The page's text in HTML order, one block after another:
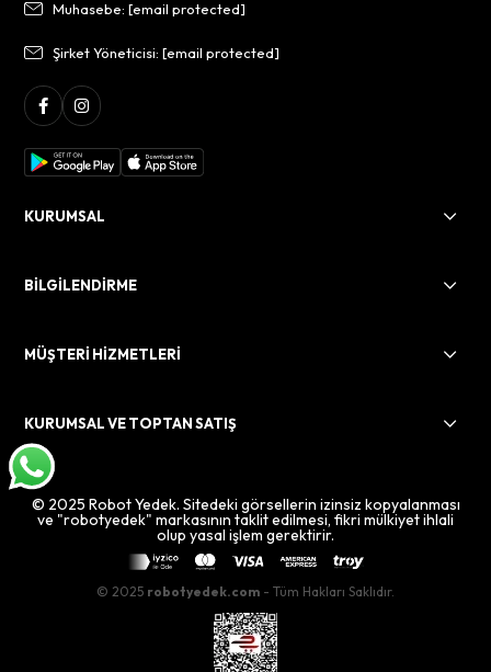
Muhasebe:[email protected]
Şirket Yöneticisi:[email protected]
KURUMSAL
BİLGİLENDİRME
MÜŞTERİ HİZMETLERİ
KURUMSAL VE TOPTAN SATIŞ
© 2025 Robot Yedek. Sitedeki görsellerin izinsiz kopyalanması
ve "robotyedek" markasının taklit edilmesi, fikri mülkiyet ihlali
olup yasal işlem gerektirir.
© 2025 robotyedek.com - Tüm Hakları Saklıdır.